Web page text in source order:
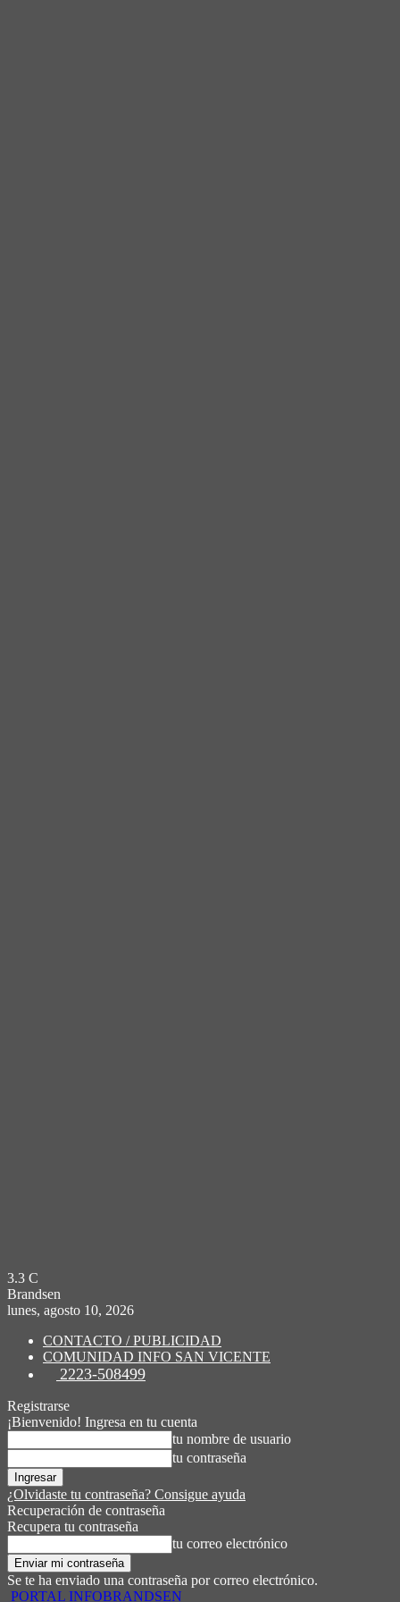
3.3 C
Brandsen
lunes, agosto 10, 2026
CONTACTO / PUBLICIDAD
COMUNIDAD INFO SAN VICENTE
2223-508499
Registrarse
¡Bienvenido! Ingresa en tu cuenta
tu nombre de usuario
tu contraseña
¿Olvidaste tu contraseña? Consigue ayuda
Recuperación de contraseña
Recupera tu contraseña
tu correo electrónico
Se te ha enviado una contraseña por correo electrónico.
PORTAL INFOBRANDSEN